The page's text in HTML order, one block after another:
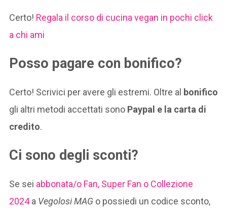
Certo! Regala il corso di cucina vegan in pochi click
a chi ami
Posso pagare con bonifico?
Certo! Scrivici per avere gli estremi. Oltre al bonifico
gli altri metodi accettati sono Paypal e la carta di
credito.
Ci sono degli sconti?
Se sei abbonata/o Fan, Super Fan o Collezione
2024a Vegolosi MAG o possiedi un codice sconto,